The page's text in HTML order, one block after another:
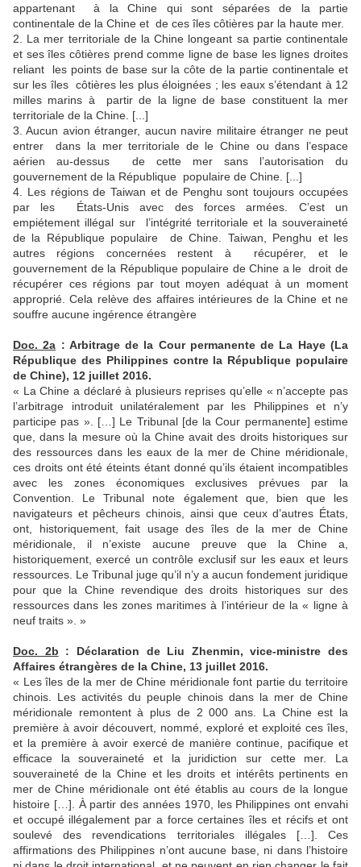
appartenant à la Chine qui sont séparées de la partie
continentale de la Chine et de ces îles côtières par la haute mer.
2. La mer territoriale de la Chine longeant sa partie continentale
et ses îles côtières prend comme ligne de base les lignes droites
reliant les points de base sur la côte de la partie continentale et
sur les îles côtières les plus éloignées ; les eaux s’étendant à 12
milles marins à partir de la ligne de base constituent la mer
territoriale de la Chine. [...]
3. Aucun avion étranger, aucun navire militaire étranger ne peut
entrer dans la mer territoriale de le Chine ou dans l’espace
aérien au-dessus de cette mer sans l’autorisation du
gouvernement de la République populaire de Chine. [...]
4. Les régions de Taiwan et de Penghu sont toujours occupées
par les États-Unis avec des forces armées. C’est un
empiétement illégal sur l’intégrité territoriale et la souveraineté
de la République populaire de Chine. Taiwan, Penghu et les
autres régions concernées restent à récupérer, et le
gouvernement de la République populaire de Chine a le droit de
récupérer ces régions par tout moyen adéquat à un moment
approprié. Cela relève des affaires intérieures de la Chine et ne
souffre aucune ingérence étrangère
Doc. 2a : Arbitrage de la Cour permanente de La Haye (La
République des Philippines contre la République populaire
de Chine), 12 juillet 2016.
« La Chine a déclaré à plusieurs reprises qu’elle « n’accepte pas
l’arbitrage introduit unilatéralement par les Philippines et n’y
participe pas ». […] Le Tribunal [de la Cour permanente] estime
que, dans la mesure où la Chine avait des droits historiques sur
des ressources dans les eaux de la mer de Chine méridionale,
ces droits ont été éteints étant donné qu’ils étaient incompatibles
avec les zones économiques exclusives prévues par la
Convention. Le Tribunal note également que, bien que les
navigateurs et pêcheurs chinois, ainsi que ceux d’autres États,
ont, historiquement, fait usage des îles de la mer de Chine
méridionale, il n’existe aucune preuve que la Chine a,
historiquement, exercé un contrôle exclusif sur les eaux et leurs
ressources. Le Tribunal juge qu’il n’y a aucun fondement juridique
pour que la Chine revendique des droits historiques sur des
ressources dans les zones maritimes à l’intérieur de la « ligne à
neuf traits ». »
Doc. 2b : Déclaration de Liu Zhenmin, vice-ministre des
Affaires étrangères de la Chine, 13 juillet 2016.
« Les îles de la mer de Chine méridionale font partie du territoire
chinois. Les activités du peuple chinois dans la mer de Chine
méridionale remontent à plus de 2 000 ans. La Chine est la
première à avoir découvert, nommé, exploré et exploité ces îles,
et la première à avoir exercé de manière continue, pacifique et
efficace la souveraineté et la juridiction sur cette mer. La
souveraineté de la Chine et les droits et intérêts pertinents en
mer de Chine méridionale ont été établis au cours de la longue
histoire […]. À partir des années 1970, les Philippines ont envahi
et occupé illégalement par a force certaines îles et récifs et ont
soulevé des revendications territoriales illégales […]. Ces
affirmations des Philippines n’ont aucune base, ni dans l’histoire